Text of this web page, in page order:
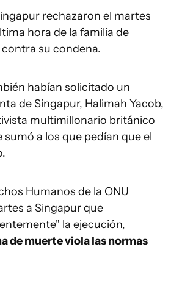
rechazaron el martes
hora de la familia de
su condena.
habían solicitado un
de Singapur, Halimah Yacob,
multimillonario británico
sumó a los que pedían que el
Humanos de la ONU
a Singapur que
la ejecución,
de muerte viola las normas